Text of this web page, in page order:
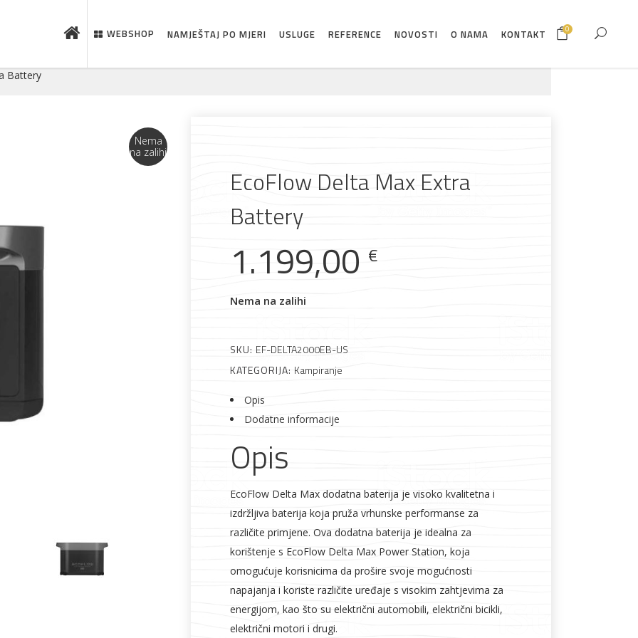
što je novo u ponudi
Elektromaterijal Vijčana roba
WEBSHOP NAMJEŠTAJ PO MJERI USLUGE REFERENCE NOVOSTI O NAMA KONTAKT 0
Battery
Nema
na zalihi
EcoFlow Delta Max Extra
Battery
1.199,00 €
Nema na zalihi
SKU: EF-DELTA2000EB-US
KATEGORIJA: Kampiranje
Opis
Dodatne informacije
Opis
EcoFlow Delta Max dodatna baterija je visoko kvalitetna i
izdržljiva baterija koja pruža vrhunske performanse za
različite primjene. Ova dodatna baterija je idealna za
korištenje s EcoFlow Delta Max Power Station, koja
omogućuje korisnicima da prošire svoje mogućnosti
napajanja i koriste različite uređaje s visokim zahtjevima za
energijom, kao što su električni automobili, električni bicikli,
električni motori i drugi.